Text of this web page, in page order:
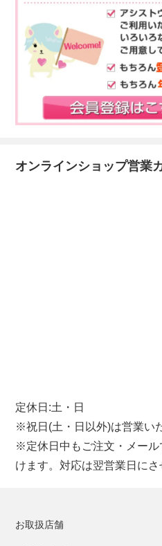
オンラインショップ営業
定休日:土・日
※祝日(土・日以外)は営業い
※定休日中もご注文・メー
けます。対応は翌営業日にさ
お取扱店舗